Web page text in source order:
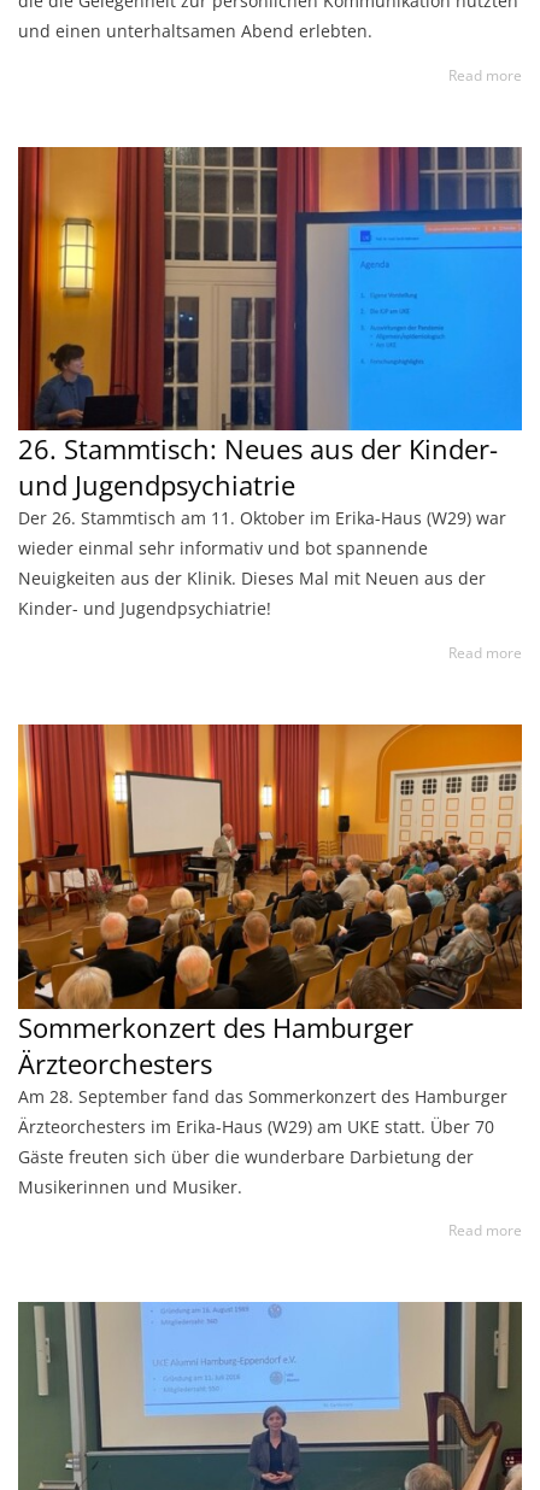
und einen unterhaltsamen Abend erlebten.
Read more
26. Stammtisch: Neues aus der Kinder-
und Jugendpsychiatrie
Der 26. Stammtisch am 11. Oktober im Erika-Haus (W29) war
wieder einmal sehr informativ und bot spannende
Neuigkeiten aus der Klinik. Dieses Mal mit Neuen aus der
Kinder- und Jugendpsychiatrie!
Read more
Sommerkonzert des Hamburger
Ärzteorchesters
Am 28. September fand das Sommerkonzert des Hamburger
Ärzteorchesters im Erika-Haus (W29) am UKE statt. Über 70
Gäste freuten sich über die wunderbare Darbietung der
Musikerinnen und Musiker.
Read more